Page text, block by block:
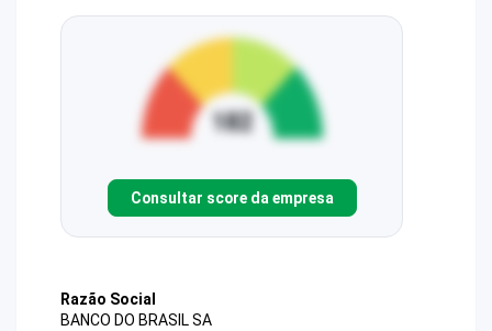
Consultar score da empresa
Razão Social
BANCO DO BRASIL SA